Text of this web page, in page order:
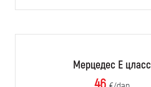
Мерцедес Е цласс